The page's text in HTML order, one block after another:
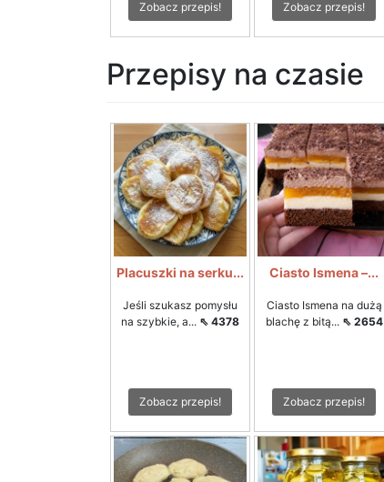
Zobacz przepis! Zobacz przepis!
Przepisy na czasie
Placuszki na serku...
Jeśli szukasz pomysłu
na szybkie, a... ⇖ 4378
Zobacz przepis!
Ciasto Ismena –...
Ciasto Ismena na dużą
blachę z bitą... ⇖ 2654
Zobacz przepis!